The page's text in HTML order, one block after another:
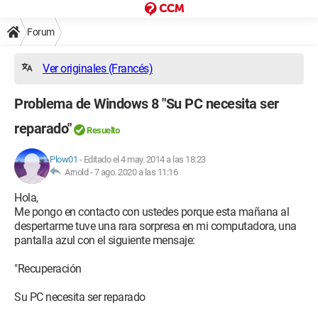
Forum
Ver originales (Francés)
Problema de Windows 8 "Su PC necesita ser
reparado"
Resuelto
Plow01 - Editado el 4 may. 2014 a las 18:23
Arnold -7 ago. 2020 a las 11:16
Hola,
Me pongo en contacto con ustedes porque esta mañana al
despertarme tuve una rara sorpresa en mi computadora, una
pantalla azul con el siguiente mensaje:
"Recuperación
Su PC necesita ser reparado